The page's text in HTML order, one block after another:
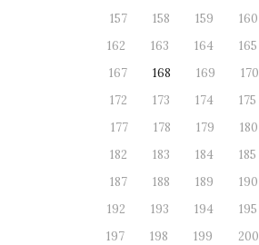
157
158 159 160
162
163 164 165
167
168 169 170
172
173 174 175
177
178 179 180
182
183 184 185
187
188 189 190
192
193 194 195
197
198 199 200